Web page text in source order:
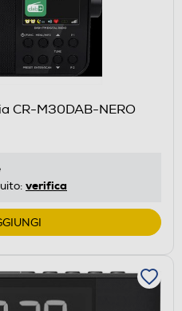
CR-M30DAB-NERO
verifica